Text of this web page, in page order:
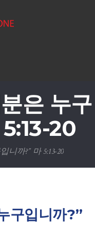
은 누구
20
니까?” 마 5:13-20
구입니까?”